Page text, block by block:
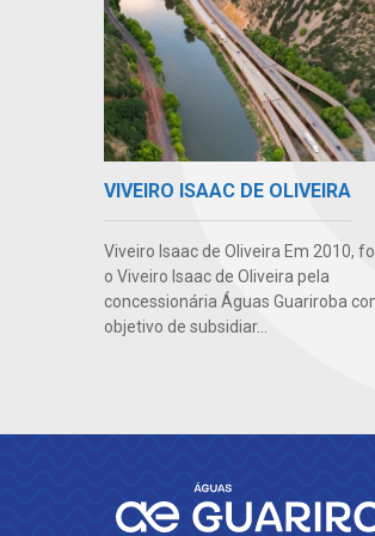
VIVEIRO ISAAC DE OLIVEIRA
Viveiro Isaac de Oliveira Em 2010,
o Viveiro Isaac de Oliveira pela
concessionária Águas Guariroba
objetivo de subsidiar...